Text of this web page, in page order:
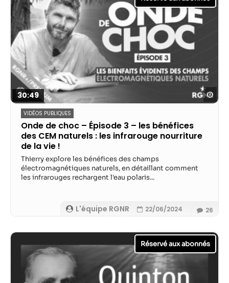
30:49
VIDÉOS PUBLIQUES
Onde de choc – Épisode 3 – les bénéfices
des CEM naturels : les infrarouge nourriture
de la vie !
L'équipe RGNR 22/06/2024
Thierry explore les bénéfices des champs
électromagnétiques naturels, en détaillant comment
les infrarouges rechargent l'eau polaris...
26